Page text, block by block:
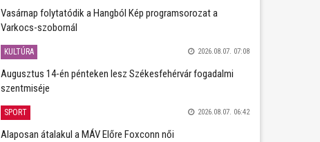
Vasárnap folytatódik a Hangból Kép programsorozat a
Varkocs-szobornál
KULTÚRA 2026.08.07. 07:08
Augusztus 14-én pénteken lesz Székesfehérvár fogadalmi
szentmiséje
SPORT 2026.08.07. 06:42
Alaposan átalakul a MÁV Előre Foxconn női